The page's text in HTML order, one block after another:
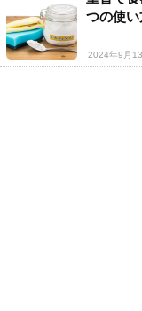
つの使い
2024年9月13